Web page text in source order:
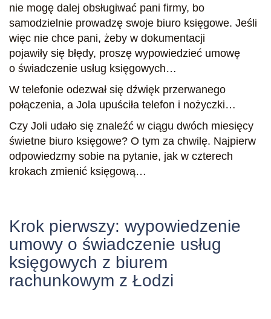
nie mogę dalej obsługiwać pani firmy, bo
samodzielnie prowadzę swoje biuro księgowe. Jeśli
więc nie chce pani, żeby w dokumentacji
pojawiły się błędy, proszę wypowiedzieć umowę
o świadczenie usług księgowych…
W telefonie odezwał się dźwięk przerwanego
połączenia, a Jola upuściła telefon i nożyczki…
Czy Joli udało się znaleźć w ciągu dwóch miesięcy
świetne biuro księgowe? O tym za chwilę. Najpierw
odpowiedzmy sobie na pytanie, jak w czterech
krokach zmienić księgową…
Krok pierwszy: wypowiedzenie
umowy o świadczenie usług
księgowych z biurem
rachunkowym z Łodzi